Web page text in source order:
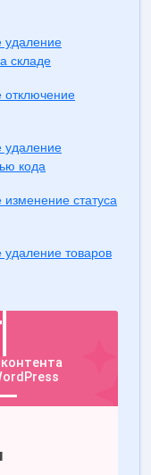
удаление
складе
отключение
удаление
кода
статуса
удаление товаров